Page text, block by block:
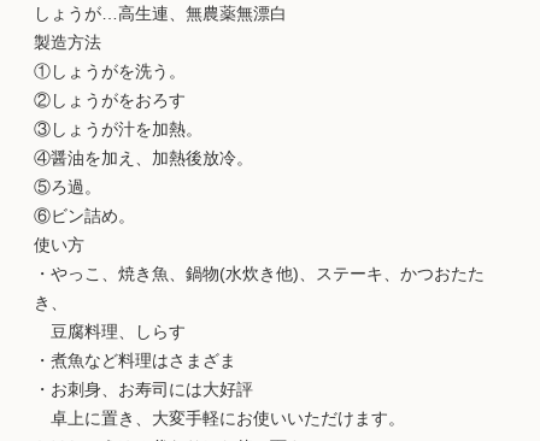
しょうが…高生連、無農薬無漂白
製造方法
①しょうがを洗う。
②しょうがをおろす
③しょうが汁を加熱。
④醤油を加え、加熱後放冷。
⑤ろ過。
⑥ビン詰め。
使い方
・やっこ、焼き魚、鍋物(水炊き他)、ステーキ、かつおたた
き、
豆腐料理、しらす
・煮魚など料理はさまざま
・お刺身、お寿司には大好評
卓上に置き、大変手軽にお使いいただけます。